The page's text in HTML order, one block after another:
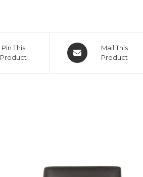
Pin This
Product
Opens
in
Mail This
Product